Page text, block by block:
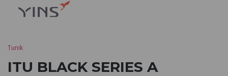
Tunik
ITU BLACK SERIES A